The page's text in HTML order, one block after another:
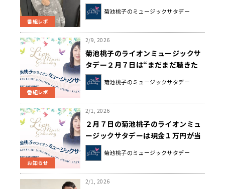
番組レポ
告白ソングコレクション”でした！
菊池桃子のミュージックサタデー
番組レポ
2/9, 2026
菊池桃子のライオンミュージックサ
タデー２月７日は“まだまだ聴きた
い冬うたコレクション”でした！
菊池桃子のミュージックサタデー
お知らせ
2/1, 2026
２月７日の菊池桃子のライオンミュ
ージックサタデーは現金１万円が当
たるクイズ企画を開催♪
菊池桃子のミュージックサタデー
2/1, 2026